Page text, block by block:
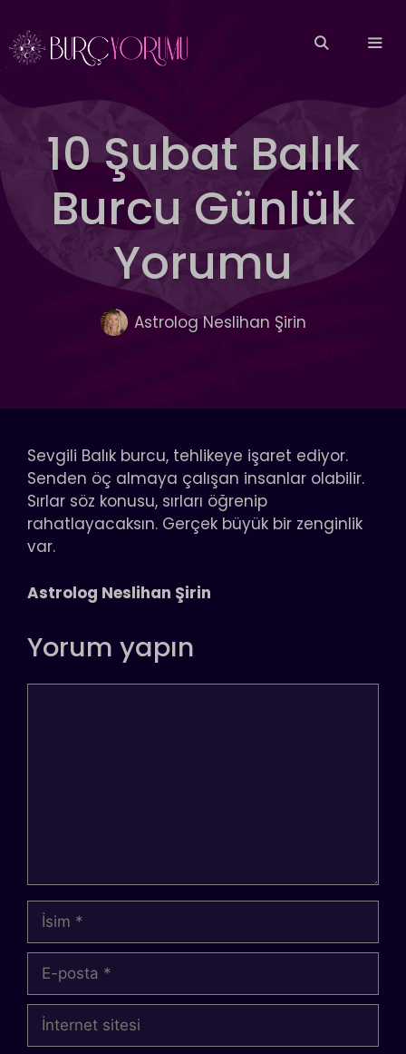
atla
10 Şubat Balık
Burcu Günlük
Yorumu
Astrolog Neslihan Şirin
Sevgili Balık burcu, tehlikeye işaret ediyor.
Senden öç almaya çalışan insanlar olabilir.
Sırlar söz konusu, sırları öğrenip
rahatlayacaksın. Gerçek büyük bir zenginlik
var.
Astrolog Neslihan Şirin
Yorum yapın
İsim
posta
İnternet
sitesi